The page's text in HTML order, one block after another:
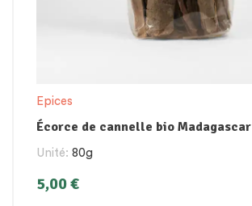
Epices
Écorce de cannelle bio Madagascar
Unité: 80g
5,00€